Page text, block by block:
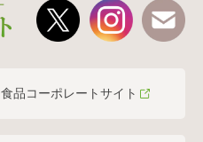
品コーポレートサイト